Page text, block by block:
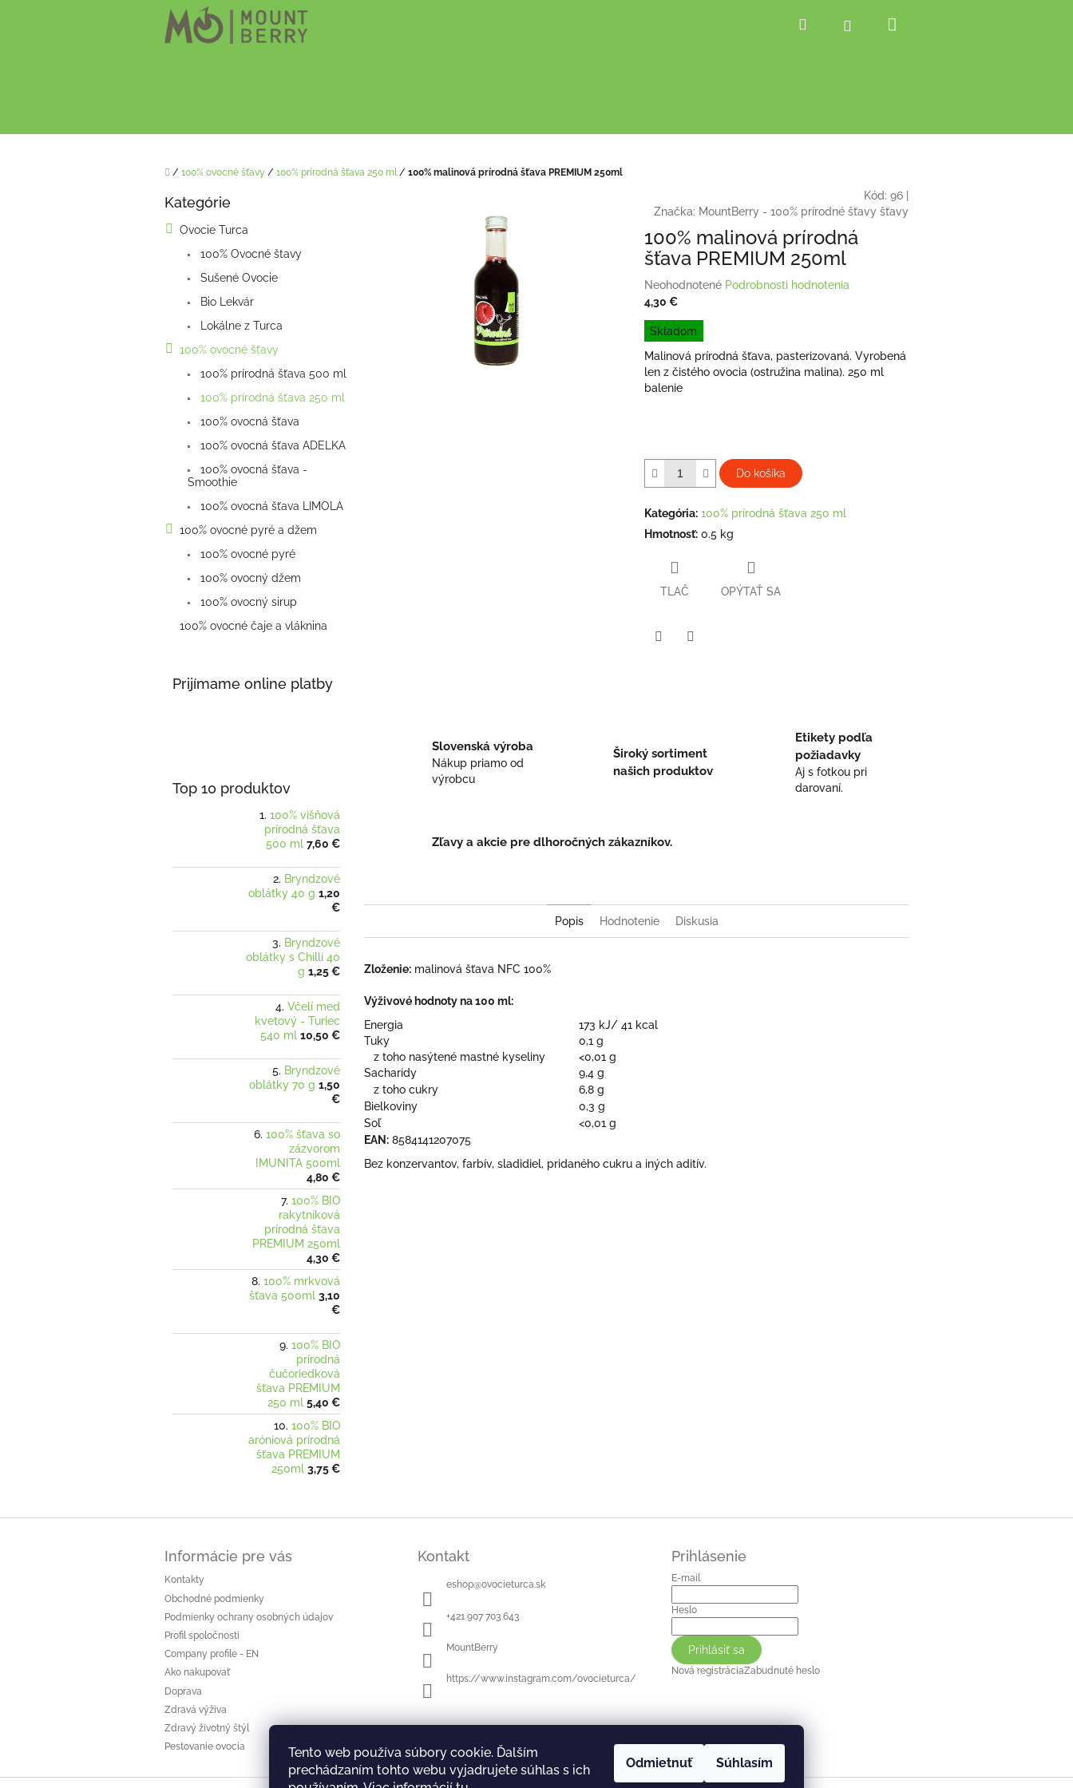
Tento web používa súbory cookie. Ďalším
prechádzaním tohto webu vyjadrujete súhlas s ich
Odmietnuť Súhlasím
Hľadať Prihlásenie
Domov
/ 100% ovocné šťavy / 100% prírodná šťava 250 ml / 100% malinová prírodná šťava PREMIUM 250ml
Preskočiť
Kategórie
Ovocie Turca
100% Ovocné štavy
Sušené Ovocie
Bio Lekvár
Lokálne z Turca
100% ovocné šťavy
100% prírodná šťava 500 ml
100% prírodná šťava 250 ml
100% ovocná šťava
100% ovocná šťava ADELKA
100% ovocná šťava -
Smoothie
100% ovocná šťava LIMOLA
100% ovocné pyré a džem
100% ovocné pyré
100% ovocný džem
100% ovocný sirup
100% ovocné čaje a vláknina
Prijímame online platby
Top 10 produktov
100% višňová
prírodná šťava
500 ml 7,60 €
Bryndzové
oblátky 40 g 1,20
€
Bryndzové
oblátky s Chilli 40
g 1,25 €
Včelí med
kvetový - Turiec
540 ml 10,50 €
Bryndzové
oblátky 70 g 1,50
€
100% šťava so
zázvorom
IMUNITA 500ml
4,80 €
100% BIO
rakytníková
prírodná šťava
PREMIUM 250ml
4,30 €
100% mrkvová
šťava 500ml 3,10
€
100% BIO
prírodná
čučoriedková
šťava PREMIUM
250 ml 5,40 €
100% BIO
aróniová prírodná
šťava PREMIUM
250ml 3,75 €
Kód: 96
Značka: MountBerry - 100% prírodné šťavy šťavy
100% malinová prírodná
šťava PREMIUM 250ml
Priemerné
hodnotenie
je
0,0
z
5
hviezdičiek.
Neohodnotené Podrobnosti hodnotenia
4,30 €
Jednotková
cena:
Skladom
Malinová prírodná šťava, pasterizovaná. Vyrobená
len z čistého ovocia (ostružina malina). 250 ml
balenie
Do košíka
Kategória: 100% prírodná šťava 250 ml
Hmotnosť: 0.5 kg
TLAČ OPÝTAŤ SA
Slovenská výroba
Nákup priamo od
výrobcu
Široký sortiment
našich produktov
Etikety podľa
požiadavky
Aj s fotkou pri
darovaní.
Zľavy a akcie pre dlhoročných zákazníkov.
Popis Hodnotenie Diskusia
Zloženie: malinová šťava NFC 100%
Výživové hodnoty na 100 ml:
Energia
173 kJ/ 41 kcal
Tuky
0,1 g
z toho nasýtené mastné kyseliny
<0,01 g
Sacharidy
9,4 g
z toho cukry
6,8 g
Bielkoviny
0,3 g
Soľ
<0,01 g
EAN: 8584141207075
Bez konzervantov, farbív, sladidiel, pridaného cukru a iných aditív.
Informácie pre vás
Kontakty
Obchodné podmienky
Podmienky ochrany osobných údajov
Profil spoločnosti
Company profile - EN
Ako nakupovať
Doprava
Zdravá výživa
Zdravý životný štýl
Pestovanie ovocia
Kontakt
eshop@ovocieturca.sk
+421 907 703 643
MountBerry
https://www.instagram.com/ovocieturca/
Prihlásenie
E-mail
Heslo
Prihlásiť sa
Nová registráciaZabudnuté heslo